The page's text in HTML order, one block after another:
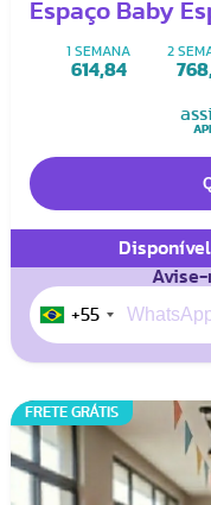
Espaço Baby
1 SEMANA
614,84
2
Avise-
+55
FRETE GRÁTIS